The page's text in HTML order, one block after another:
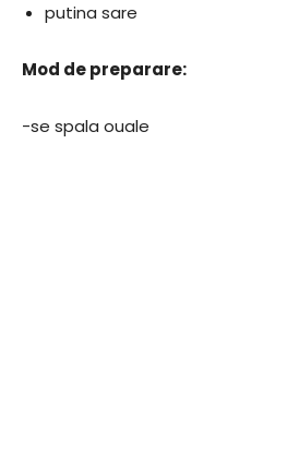
putina sare
Mod de preparare:
-se spala ouale